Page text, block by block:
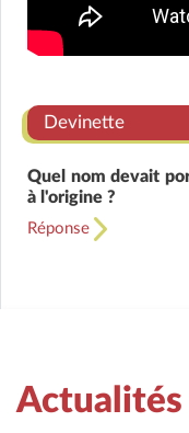
Devinette
Quel nom devait
à l'origine ?
Réponse